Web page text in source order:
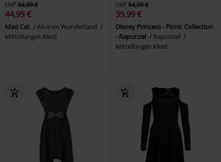
UVP64,99 €
44,99 €
Mad Cat
Alice im Wunderland
Mittellanges Kleid
UVP64,99 €
39,99 €
Disney Princess - Picnic Collection
- Rapunzel
Rapunzel
Mittellanges Kleid